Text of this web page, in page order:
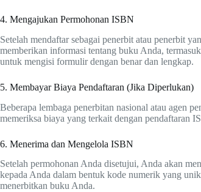
4. Mengajukan Permohonan ISBN
Setelah mendaftar sebagai penerbit atau penerbit
memberikan informasi tentang buku Anda,
untuk mengisi formulir dengan benar dan lengkap.
5. Membayar Biaya Pendaftaran (Jika Diperlukan)
Beberapa lembaga penerbitan nasional atau agen
memeriksa biaya yang terkait dengan pendaftaran
6. Menerima dan Mengelola ISBN
Setelah permohonan Anda disetujui, Anda akan
kepada Anda dalam bentuk kode numerik yang
menerbitkan buku Anda.